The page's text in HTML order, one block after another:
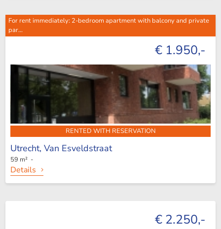
For rent immediately: 2-bedroom apartment with balcony and private
par...
€ 1.950,-
RENTED WITH RESERVATION
Utrecht, Van Esveldstraat
59 m² -
Details
€ 2.250,-